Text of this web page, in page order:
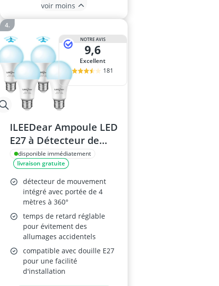
voir moins
NOTRE AVIS
9,6
Excellent
181
ILEEDear Ampoule LED
E27 à Détecteur de
Mouvement 11W
disponible immédiatement
livraison gratuite
détecteur de mouvement
intégré avec portée de 4
mètres à 360°
temps de retard réglable
pour évitement des
allumages accidentels
compatible avec douille E27
pour une facilité
d'installation